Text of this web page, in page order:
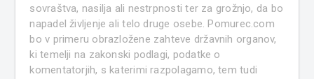
sovraštva, nasilja ali nestrpnosti ter za grožnjo, da bo
napadel življenje ali telo druge osebe. Pomurec.com
bo v primeru obrazložene zahteve državnih organov,
ki temelji na zakonski podlagi, podatke o
komentatorjih, s katerimi razpolagamo, tem tudi